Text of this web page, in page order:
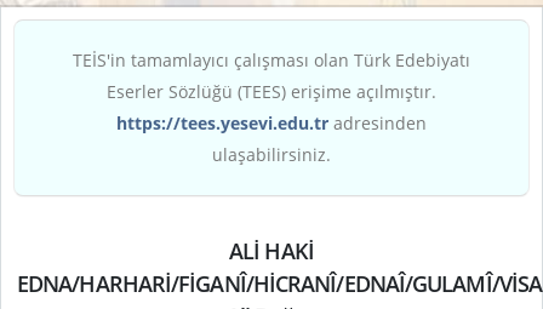
TEİS'in tamamlayıcı çalışması olan Türk Edebiyatı
Eserler Sözlüğü (TEES) erişime açılmıştır.
https://tees.yesevi.edu.tr adresinden
ulaşabilirsiniz.
ALİ HAKİ
EDNA/HARHARİ/FİGANÎ/HİCRANÎ/EDNAÎ/GULAMÎ/